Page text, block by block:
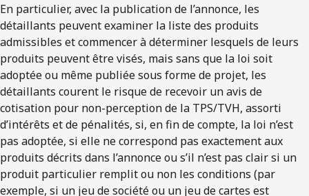
En particulier, avec la publication de l’annonce, les
détaillants peuvent examiner la liste des produits
admissibles et commencer à déterminer lesquels de leurs
produits peuvent être visés, mais sans que la loi soit
adoptée ou même publiée sous forme de projet, les
détaillants courent le risque de recevoir un avis de
cotisation pour non-perception de la TPS/TVH, assorti
d’intérêts et de pénalités, si, en fin de compte, la loi n’est
pas adoptée, si elle ne correspond pas exactement aux
produits décrits dans l’annonce ou s’il n’est pas clair si un
produit particulier remplit ou non les conditions (par
exemple, si un jeu de société ou un jeu de cartes est